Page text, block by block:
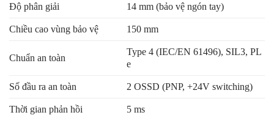
Độ phân giải 14 mm (bảo vệ ngón tay)
Chiều cao vùng bảo vệ 150 mm
Chuẩn an toàn
Type 4 (IEC/EN 61496), SIL3, PL
e
Số đầu ra an toàn 2 OSSD (PNP, +24V switching)
Thời gian phản hồi 5 ms